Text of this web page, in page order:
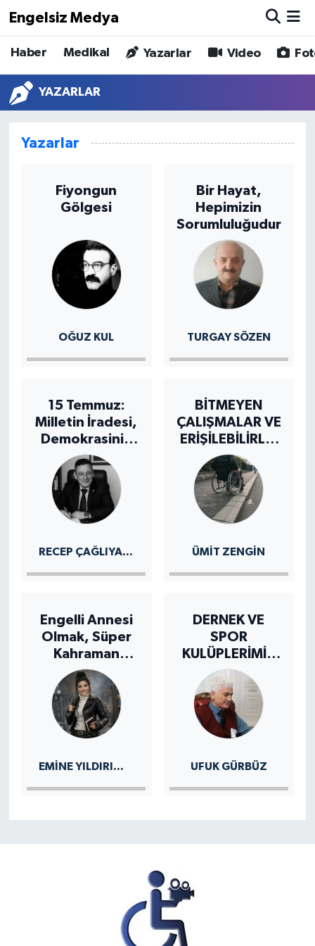
Engelsiz Medya
Haber Medikal Yazarlar Video
YAZARLAR
Yazarlar
Fiyongun
Gölgesi
OĞUZ KUL
Bir Hayat,
Hepimizin
Sorumluluğudur
TURGAY SÖZEN
15 Temmuz:
Milletin İradesi,
Demokrasinin
Gücü
RECEP ÇAĞLIYAN GÜNER
BİTMEYEN
ÇALIŞMALAR VE
ERİŞİLEBİLİRLİK
SINAVI
ÜMIT ZENGİN
Engelli Annesi
Olmak, Süper
Kahraman
Olmak Demek
EMINE YILDIRIM KURU
DERNEK VE
SPOR
KULÜPLERİMİZ
ÜZERİNE
UFUK GÜRBÜZ
Haber
Medikal
Biz Buradayız
İletişim
Gizlilik Sözleşmesi
Hava Durumu
Trafik Durumu
Son Dakika Haberleri